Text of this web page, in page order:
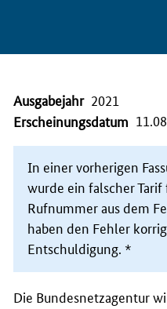
Ausgabejahr 2021
Erscheinungsdatum
In einer vorherigen
wurde ein falscher
Rufnummer aus dem
haben den Fehler
Entschuldigung. *
Die Bundesnetzagentur